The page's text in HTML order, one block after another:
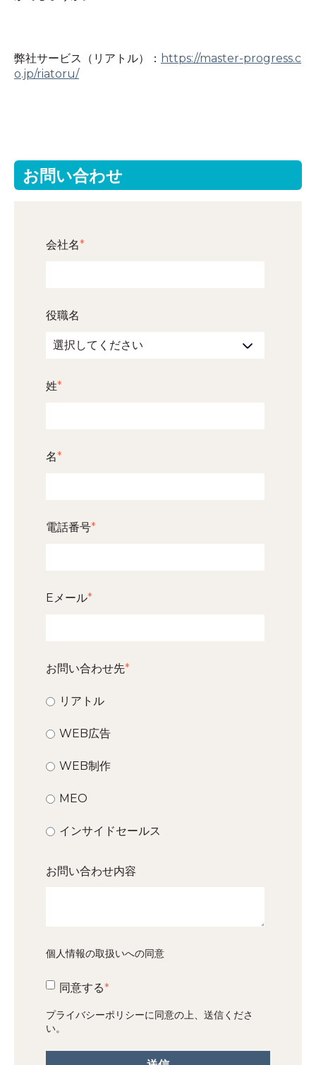
弊社サービス（リアトル）： https://master-progress.c
o.jp/riatoru/
お問い合わせ
会社名*
役職名
姓*
名*
電話番号*
Eメール*
お問い合わせ先*
リアトル
WEB広告
WEB制作
MEO
インサイドセールス
お問い合わせ内容
個人情報の取扱いへの同意
同意する*
プライバシーポリシーに同意の上、送信くださ
い。